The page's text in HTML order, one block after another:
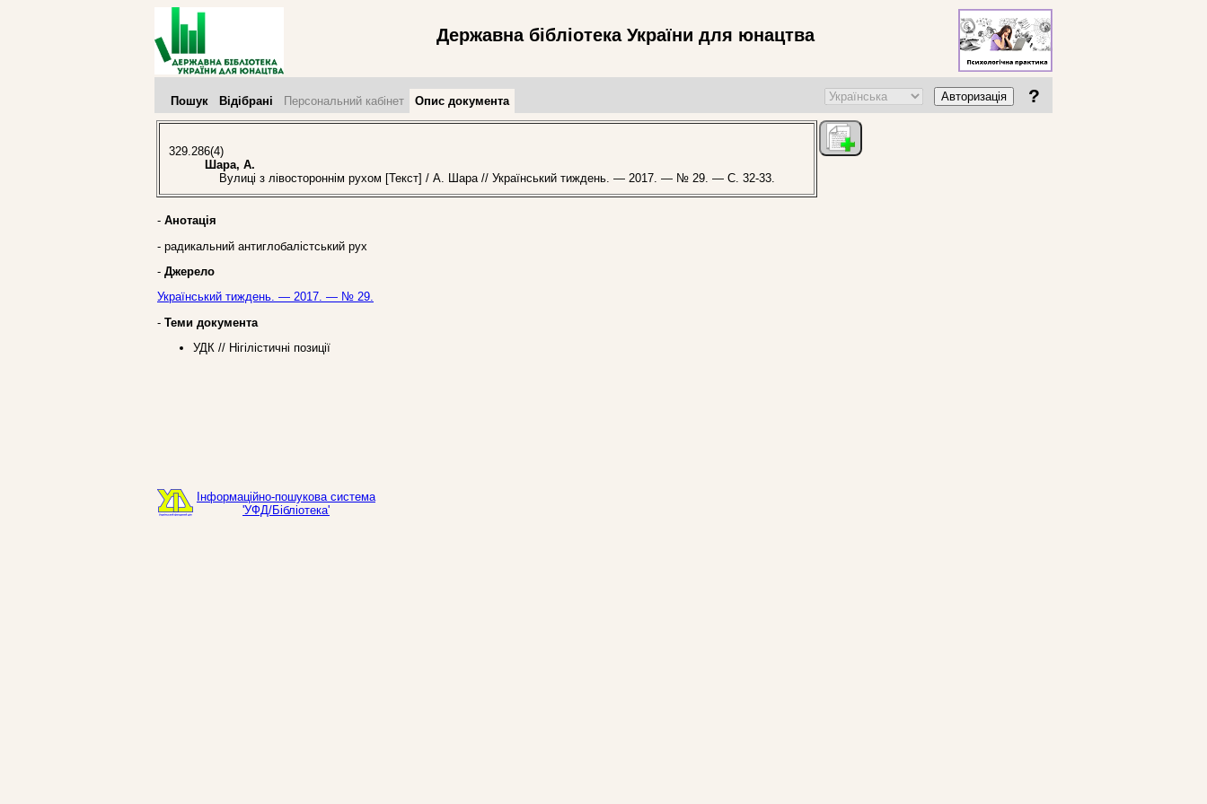
Державна бібліотека України для юнацтва
Пошук Відібрані Персональний кабінет Опис документа Авторизація ?
329.286(4)
Шара, А.
Вулиці з лівостороннім рухом [Текст] / А. Шара // Український тиждень. — 2017. — № 29. — С. 32-33.
- Анотація
- радикальний антиглобалістський рух
- Джерело
Український тиждень. — 2017. — № 29.
- Теми документа
УДК // Нігілістичні позиції
Інформаційно-пошукова система
'УФД/Бібліотека'